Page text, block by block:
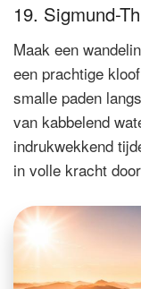
19. Sigmund-
Maak een
een prachtige
smalle paden
van kabbelend
indrukwekkend
in volle kracht